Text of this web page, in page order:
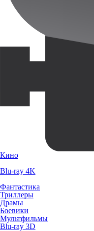
Кино
Blu-ray 4K
Фантастика
Триллеры
Драмы
Боевики
Мультфильмы
Blu-ray 3D